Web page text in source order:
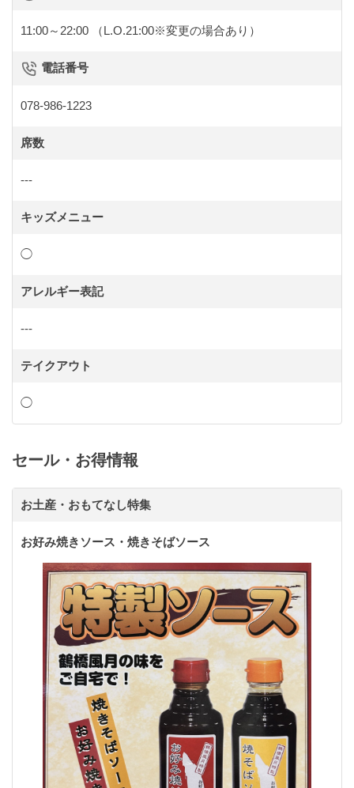
11:00～22:00 （L.O.21:00※変更の場合あり）
電話番号
078-986-1223
席数
---
キッズメニュー
◯
アレルギー表記
---
テイクアウト
◯
セール・お得情報
お土産・おもてなし特集
お好み焼きソース・焼きそばソース